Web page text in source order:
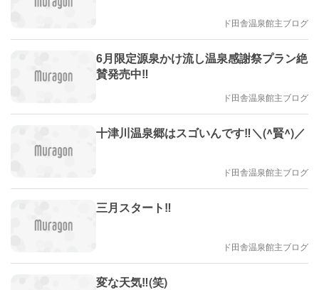
ド田舎温泉館主ブログ
6月限定源泉かけ流し温泉感謝祭プラン絶
賛発売中‼️
ド田舎温泉館主ブログ
十津川温泉郷はスゴいんです‼️＼(^賢^)／
ド田舎温泉館主ブログ
三月スタート‼️
ド田舎温泉館主ブログ
変な天気‼️(笑)